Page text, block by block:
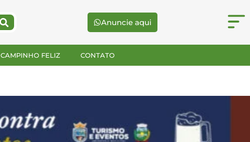
Anuncie aqui
CAMPINHO FELIZ CONTATO